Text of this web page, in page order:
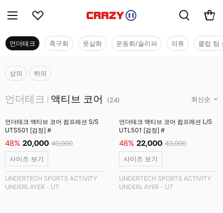
언더테크 축구화 풋살화 운동화/슬리퍼 의류 클럽 팀
상의 하의
언더테크 액티브 코어 (24)
언더테크 액티브 코어 컴프레션 S/S
UTS501 [검정] #
48% 20,000 40,000
사이즈 보기
UNDERTECH SPORTS ACTIVITY
UNDERLAYER - UT
언더테크 액티브 코어 컴프레션 L/S
UTL501 [검정] #
48% 22,000 43,000
사이즈 보기
UNDERTECH SPORTS ACTIVITY
UNDERLAYER - UT